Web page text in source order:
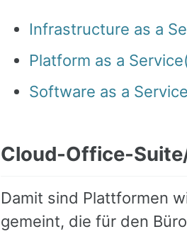
Infrastructure as a
Platform as a
Software as a
Cloud-Office-
Damit sind Plattformen
gemeint, die für den